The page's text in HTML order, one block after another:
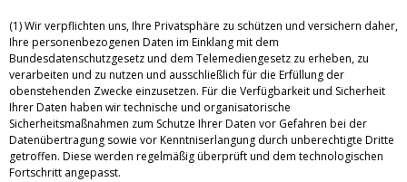
(1) Wir verpflichten uns, Ihre Privatsphäre zu schützen und versichern daher,
Ihre personenbezogenen Daten im Einklang mit dem
Bundesdatenschutzgesetz und dem Telemediengesetz zu erheben, zu
verarbeiten und zu nutzen und ausschließlich für die Erfüllung der
obenstehenden Zwecke einzusetzen. Für die Verfügbarkeit und Sicherheit
Ihrer Daten haben wir technische und organisatorische
Sicherheitsmaßnahmen zum Schutze Ihrer Daten vor Gefahren bei der
Datenübertragung sowie vor Kenntniserlangung durch unberechtigte Dritte
getroffen. Diese werden regelmäßig überprüft und dem technologischen
Fortschritt angepasst.